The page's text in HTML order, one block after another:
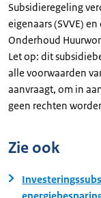
Subsidieregeling
eigenaars (SVVE)
Onderhoud
Let op: dit
alle voorwaarden
aanvraagt, om in
geen rechten
Zie ook